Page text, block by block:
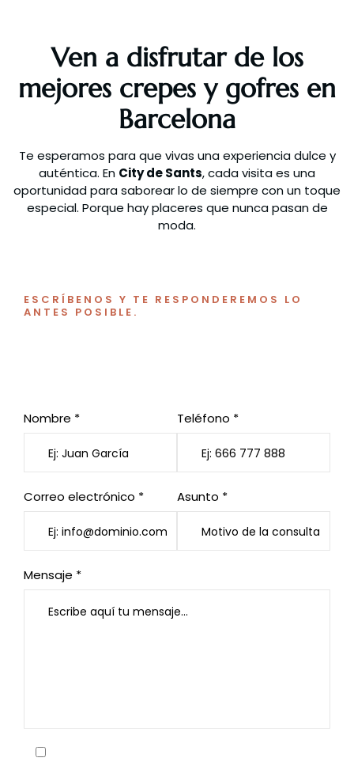
Ven a disfrutar de los
mejores crepes y gofres en
Barcelona
Te esperamos para que vivas una experiencia dulce y
auténtica. En City de Sants, cada visita es una
oportunidad para saborear lo de siempre con un toque
especial. Porque hay placeres que nunca pasan de
moda.
ESCRÍBENOS Y TE RESPONDEREMOS LO
ANTES POSIBLE.
Nombre * Teléfono *
Correo electrónico * Asunto *
Mensaje *